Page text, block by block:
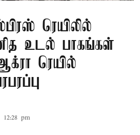
ரெயிலில்
உடல் பாகங்கள்
ரெயில்
12:28 pm